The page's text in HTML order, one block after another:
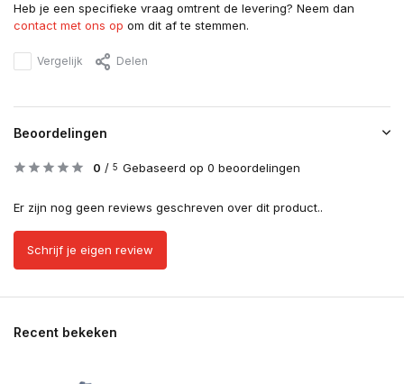
Heb je een specifieke vraag omtrent de levering? Neem dan
contact met ons op om dit af te stemmen.
Vergelijk Delen
Beoordelingen
0 / 5 Gebaseerd op 0 beoordelingen
Er zijn nog geen reviews geschreven over dit product..
Schrijf je eigen review
Recent bekeken